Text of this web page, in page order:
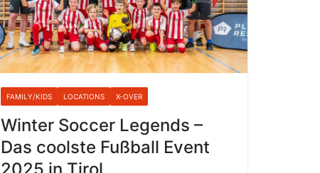
FAMILY/KIDS LOCATIONS X-OVER
Winter Soccer Legends –
Das coolste Fußball Event